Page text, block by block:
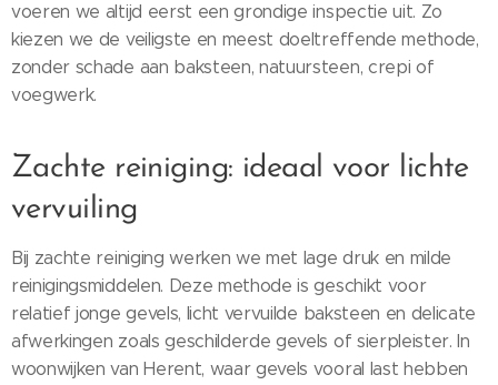
voeren we altijd eerst een grondige inspectie uit. Zo
kiezen we de veiligste en meest doeltreffende methode,
zonder schade aan baksteen, natuursteen, crepi of
voegwerk.
Zachte reiniging: ideaal voor lichte
vervuiling
Bij zachte reiniging werken we met lage druk en milde
reinigingsmiddelen. Deze methode is geschikt voor
relatief jonge gevels, licht vervuilde baksteen en delicate
afwerkingen zoals geschilderde gevels of sierpleister. In
woonwijken van Herent, waar gevels vooral last hebben